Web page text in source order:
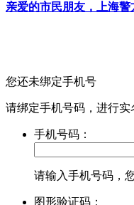
亲爱的市民朋友，上海警
您还未绑定手机号
请绑定手机号码，进行实
手机号码：
请输入手机号码，
图形验证码：